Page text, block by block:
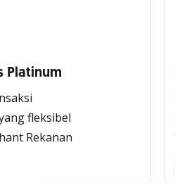
Platinum
fleksibel
Rekanan